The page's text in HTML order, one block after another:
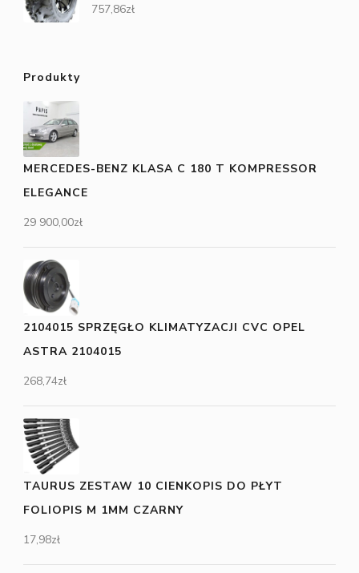
757,86zł
Produkty
MERCEDES-BENZ KLASA C 180 T KOMPRESSOR
ELEGANCE
29 900,00zł
2104015 SPRZĘGŁO KLIMATYZACJI CVC OPEL
ASTRA 2104015
268,74zł
TAURUS ZESTAW 10 CIENKOPIS DO PŁYT
FOLIOPIS M 1MM CZARNY
17,98zł